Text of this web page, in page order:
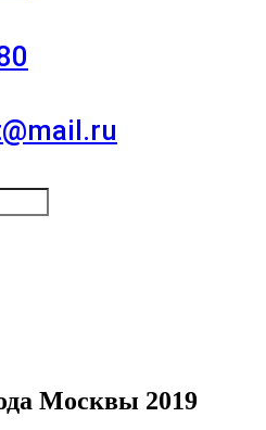
Москвы 2019